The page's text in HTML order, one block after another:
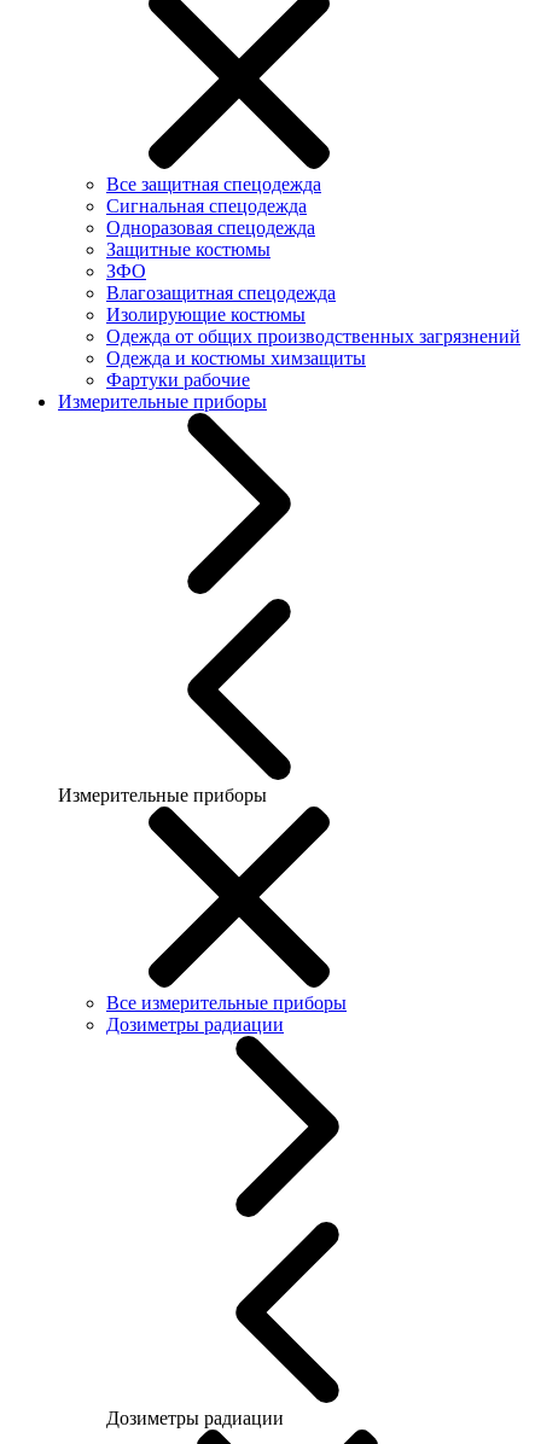
Все защитная спецодежда
Сигнальная спецодежда
Одноразовая спецодежда
Защитные костюмы
ЗФО
Влагозащитная спецодежда
Изолирующие костюмы
Одежда от общих производственных загрязнений
Одежда и костюмы химзащиты
Фартуки рабочие
Измерительные приборы
Измерительные приборы
Все измерительные приборы
Дозиметры радиации
Дозиметры радиации